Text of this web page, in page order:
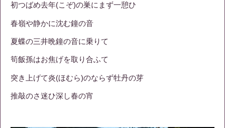
初つばめ去年(こぞ)の巣にまず一憩ひ
春嶺や静かに沈む鐘の音
夏蝶の三井晩鐘の音に乗りて
筍飯孫はお焦げを取り合ふて
突き上げて炎(ほむら)のならず牡丹の芽
推敲のさ迷ひ深し春の宵